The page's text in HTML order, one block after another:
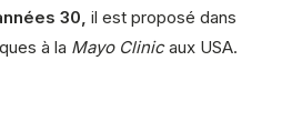
30, il est proposé dans
à la Mayo Clinicaux USA.